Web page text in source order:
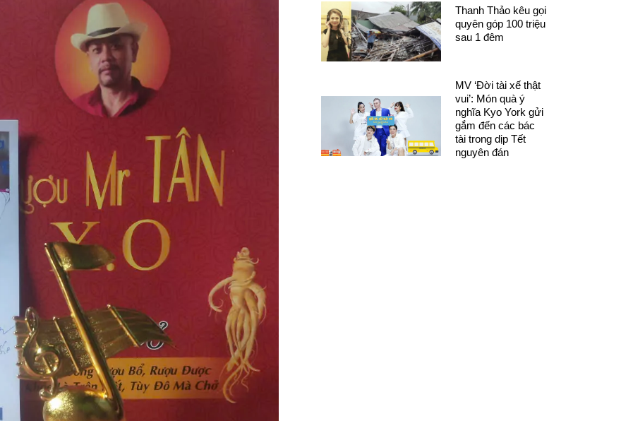
Thanh Thảo kêu gọi
quyên góp 100 triệu
sau 1 đêm
MV ‘Đời tài xế thật
vui’: Món quà ý
nghĩa Kyo York gửi
gắm đến các bác
tài trong dịp Tết
nguyên đán